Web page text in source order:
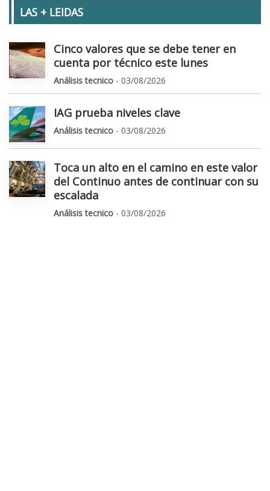
LAS + LEIDAS
Cinco valores que se debe tener en
cuenta por técnico este lunes
Análisis tecnico - 03/08/2026
IAG prueba niveles clave
Análisis tecnico - 03/08/2026
Toca un alto en el camino en este valor
del Continuo antes de continuar con su
escalada
Análisis tecnico - 03/08/2026